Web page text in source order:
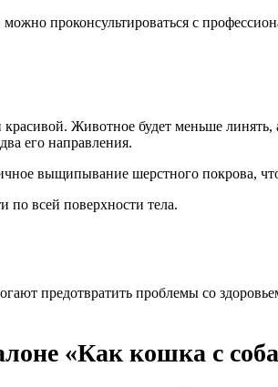
проконсультироваться с
Животное будет меньше
его направления.
выщипывание шерстного покрова,
всей поверхности тела.
предотвратить проблемы со
«Как кошка с